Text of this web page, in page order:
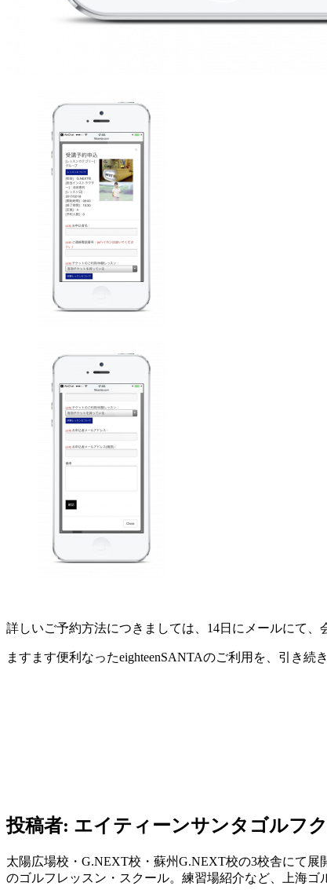
詳しいご予約方法につきましては、14日にメールにて
ますます便利なったeighteenSANTAのご利用を、引き続
投稿者: エイティーンサンタゴルフ
太陽広場校・G.NEXT校・蘇州G.NEXT校の3校舎にて
のゴルフレッスン・スクール。練習場紹介など、上海ゴ